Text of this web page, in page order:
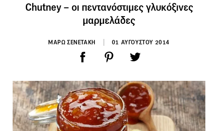
Chutney – οι πεντανόστιμες γλυκόξινες
μαρμελάδες
ΜΑΡΩ ΣΕΝΕΤΑΚΗ 01 ΑΥΓΟΥΣΤΟΥ 2014